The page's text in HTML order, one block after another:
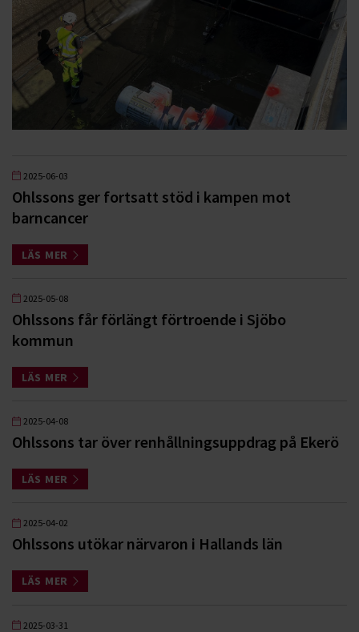
2025-06-03
Ohlssons ger fortsatt stöd i kampen mot
barncancer
LÄS MER
2025-05-08
Ohlssons får förlängt förtroende i Sjöbo
kommun
LÄS MER
2025-04-08
Ohlssons tar över renhållningsuppdrag på Ekerö
LÄS MER
2025-04-02
Ohlssons utökar närvaron i Hallands län
LÄS MER
2025-03-31